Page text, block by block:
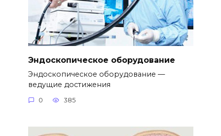
Эндоскопическое оборудование
Эндоскопическое оборудование —
ведущие достижения
0 385